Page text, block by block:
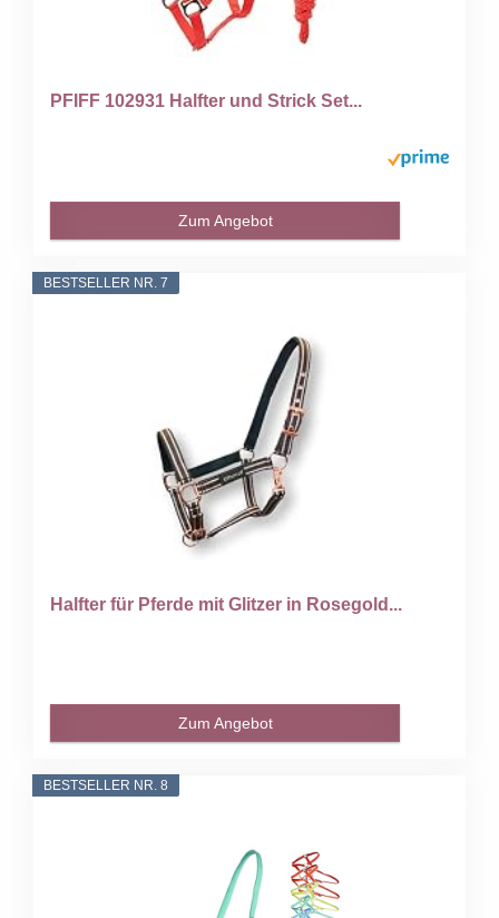
PFIFF 102931 Halfter und Strick Set...
Zum Angebot
BESTSELLER NR. 7
Halfter für Pferde mit Glitzer in Rosegold...
Zum Angebot
BESTSELLER NR. 8